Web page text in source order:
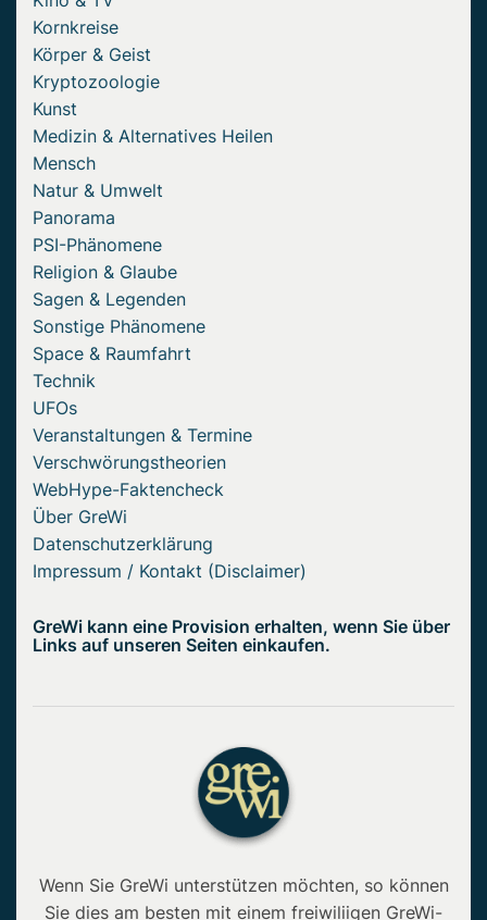
Kornkreise
Körper & Geist
Kryptozoologie
Kunst
Medizin & Alternatives Heilen
Mensch
Natur & Umwelt
Panorama
PSI-Phänomene
Religion & Glaube
Sagen & Legenden
Sonstige Phänomene
Space & Raumfahrt
Technik
UFOs
Veranstaltungen & Termine
Verschwörungstheorien
WebHype-Faktencheck
Über GreWi
Datenschutzerklärung
Impressum / Kontakt (Disclaimer)
GreWi kann eine Provision erhalten, wenn Sie über
Links auf unseren Seiten einkaufen.
Wenn Sie GreWi unterstützen möchten, so können
Sie dies am besten mit einem freiwiliigen GreWi-